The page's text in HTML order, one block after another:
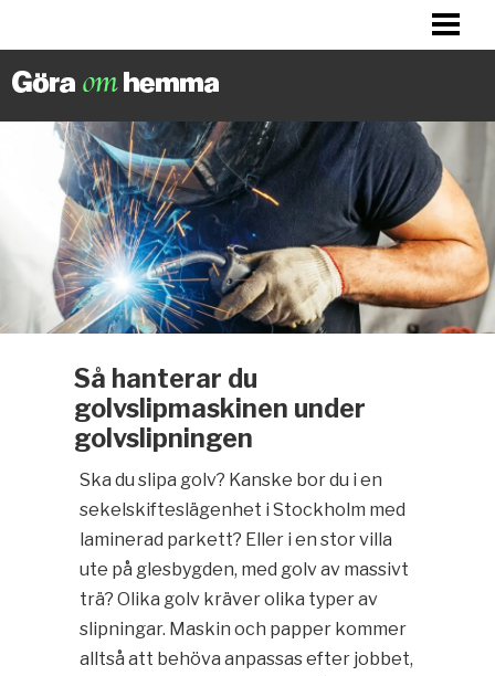
LITET KÖK? HITTA INSPIRATION!
FIXA HALLEN
BLOGG
Så hanterar du
golvslipmaskinen under
golvslipningen
Ska du slipa golv? Kanske bor du i en
sekelskifteslägenhet i Stockholm med
laminerad parkett? Eller i en stor villa
ute på glesbygden, med golv av massivt
trä? Olika golv kräver olika typer av
slipningar. Maskin och papper kommer
alltså att behöva anpassas efter jobbet,